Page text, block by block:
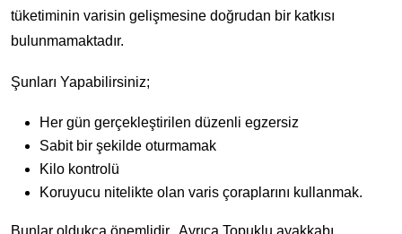
tüketiminin varisin gelişmesine doğrudan bir katkısı
bulunmamaktadır.
Şunları Yapabilirsiniz;
Her gün gerçekleştirilen düzenli egzersiz
Sabit bir şekilde oturmamak
Kilo kontrolü
Koruyucu nitelikte olan varis çoraplarını kullanmak.